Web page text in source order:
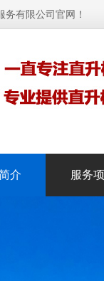
有限公司官网！
介 服务